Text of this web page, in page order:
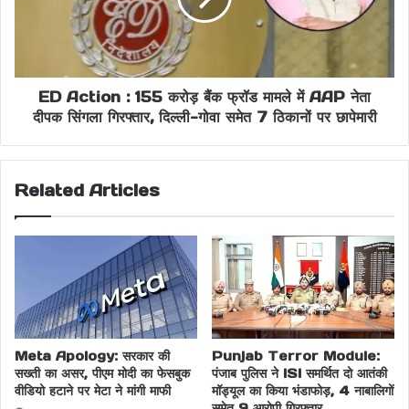
Prayagraj Hotel Fire
Prayagraj Latest Update UP Fire Incident
Uttar Pradesh News
ED Action : 155 करोड़ बैंक फ्रॉड मामले में AAP नेता
दीपक सिंगला गिरफ्तार, दिल्ली-गोवा समेत 7 ठिकानों पर छापेमारी
Related Articles
Meta Apology: सरकार की
सख्ती का असर, पीएम मोदी का फेसबुक
वीडियो हटाने पर मेटा ने मांगी माफी
Punjab Terror Module:
पंजाब पुलिस ने ISI समर्थित दो आतंकी
मॉड्यूल का किया भंडाफोड़, 4 नाबालिगों